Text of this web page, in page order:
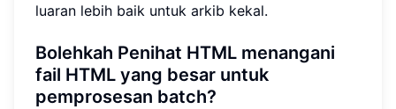
luaran lebih baik untuk arkib kekal.
Bolehkah Penihat HTML menangani
fail HTML yang besar untuk
pemprosesan batch?